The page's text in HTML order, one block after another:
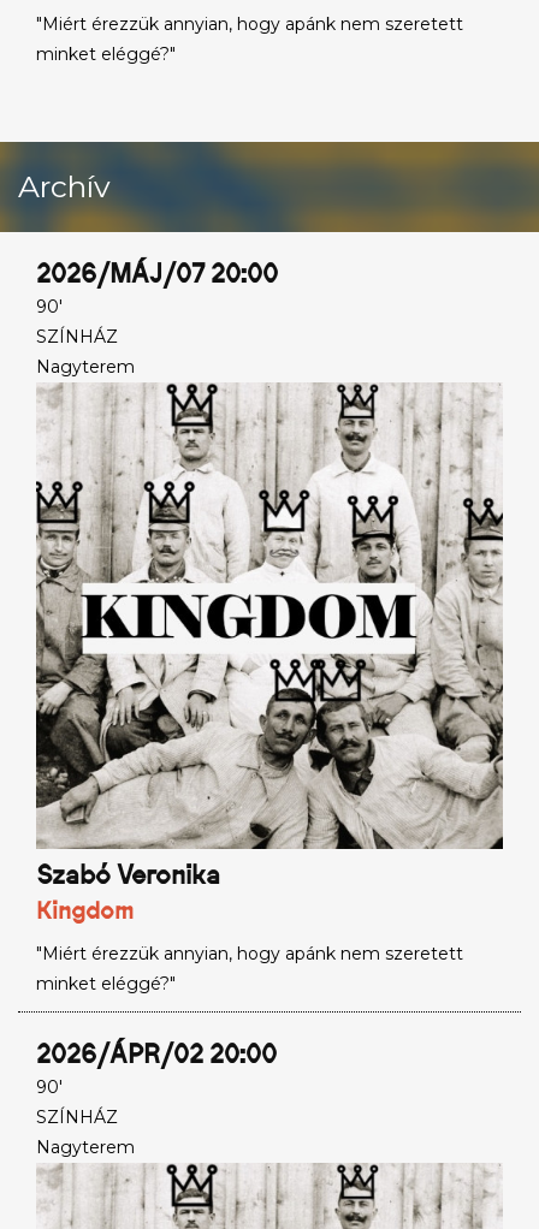
"Miért érezzük annyian, hogy apánk nem szeretett
minket eléggé?"
Archív
2026/MÁJ/07 20:00
90'
SZÍNHÁZ
Nagyterem
Szabó Veronika
Kingdom
"Miért érezzük annyian, hogy apánk nem szeretett
minket eléggé?"
2026/ÁPR/02 20:00
90'
SZÍNHÁZ
Nagyterem